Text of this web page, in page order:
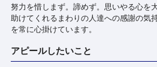
努力を惜しまず。諦めず。思いやる心を
助けてくれるまわりの人達への感謝の気
を常に心掛けています。
アピールしたいこと